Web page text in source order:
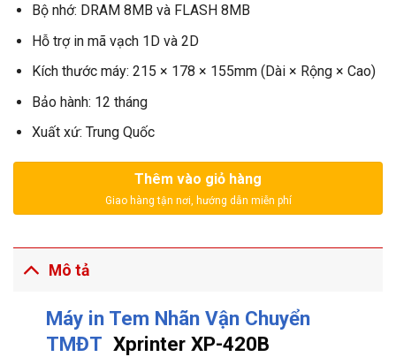
Bộ nhớ: DRAM 8MB và FLASH 8MB
Hỗ trợ in mã vạch 1D và 2D
Kích thước máy: 215 × 178 × 155mm (Dài × Rộng × Cao)
Bảo hành: 12 tháng
Xuất xứ: Trung Quốc
Thêm vào giỏ hàng
Mô tả
Máy in Tem Nhãn Vận Chuyển
TMĐT Xprinter XP-420B